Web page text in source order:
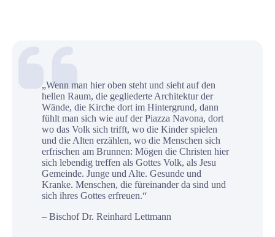
„Wenn man hier oben steht und sieht auf den
hellen Raum, die gegliederte Architektur der
Wände, die Kirche dort im Hintergrund, dann
fühlt man sich wie auf der Piazza Navona, dort
wo das Volk sich trifft, wo die Kinder spielen
und die Alten erzählen, wo die Menschen sich
erfrischen am Brunnen: Mögen die Christen hier
sich lebendig treffen als Gottes Volk, als Jesu
Gemeinde. Junge und Alte. Gesunde und
Kranke. Menschen, die füreinander da sind und
sich ihres Gottes erfreuen.“
– Bischof Dr. Reinhard Lettmann